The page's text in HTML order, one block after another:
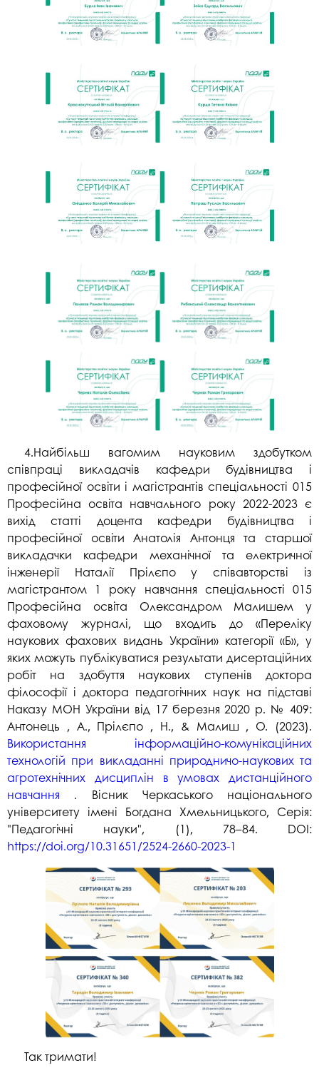
4.Найбільш вагомим науковим здобутком
співпраці викладачів кафедри будівництва і
професійної освіти і магістрантів спеціальності 015
Професійна освіта навчального року 2022-2023 є
вихід статті доцента кафедри будівництва і
професійної освіти Анатолія Антонця та старшої
викладачки кафедри механічної та електричної
інженерії Наталії Прілєпо у співавторстві із
магістрантом 1 року навчання спеціальності 015
Професійна освіта Олександром Малишем у
фаховому журналі, що входить до «Переліку
наукових фахових видань України» категорії «Б», у
яких можуть публікуватися результати дисертаційних
робіт на здобуття наукових ступенів доктора
філософії і доктора педагогічних наук на підставі
Наказу МОН України від 17 березня 2020 р. № 409:
Антонець , А., Прілєпо , Н., & Малиш , О. (2023).
Використання інформаційно-комунікаційних
технологій при викладанні природничо-наукових та
агротехнічних дисциплін в умовах дистанційного
навчання . Вісник Черкаського національного
університету імені Богдана Хмельницького, Серія:
"Педагогічні науки", (1), 78–84. DOI:
https://doi.org/10.31651/2524-2660-2023-1
Так тримати!